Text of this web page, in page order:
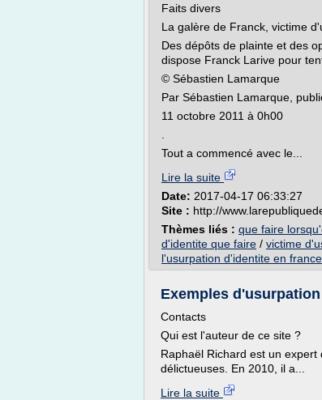
Faits divers
La galère de Franck, victime
Des dépôts de plainte et des
dispose Franck Larive pour
© Sébastien Lamarque
Par Sébastien Lamarque,
11 octobre 2011 à 0h00
Tout a commencé avec le...
Lire la suite
Date: 2017-04-17 06:33:27
Site : http://
Thèmes liés : que faire
d'identite que faire / victime
l'usurpation d'identite en france
Exemples
Contacts
Qui est l'auteur de ce site ?
Raphaël Richard est un
délictueuses. En 2010, il a...
Lire la suite